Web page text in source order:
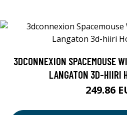
3DCONNEXION SPACEMOUSE
LANGATON 3D-HIIRI
249.86